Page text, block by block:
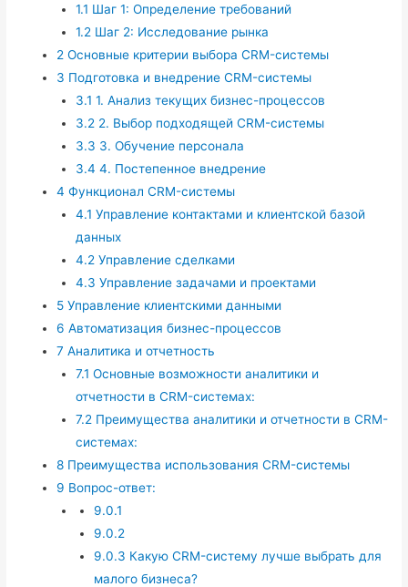
1.1 Шаг 1: Определение требований
1.2 Шаг 2: Исследование рынка
2 Основные критерии выбора CRM-системы
3 Подготовка и внедрение CRM-системы
3.1 1. Анализ текущих бизнес-процессов
3.2 2. Выбор подходящей CRM-системы
3.3 3. Обучение персонала
3.4 4. Постепенное внедрение
4 Функционал CRM-системы
4.1 Управление контактами и клиентской базой
данных
4.2 Управление сделками
4.3 Управление задачами и проектами
5 Управление клиентскими данными
6 Автоматизация бизнес-процессов
7 Аналитика и отчетность
7.1 Основные возможности аналитики и
отчетности в CRM-системах:
7.2 Преимущества аналитики и отчетности в CRM-
системах:
8 Преимущества использования CRM-системы
9 Вопрос-ответ:
9.0.1
9.0.2
9.0.3 Какую CRM-систему лучше выбрать для
малого бизнеса?